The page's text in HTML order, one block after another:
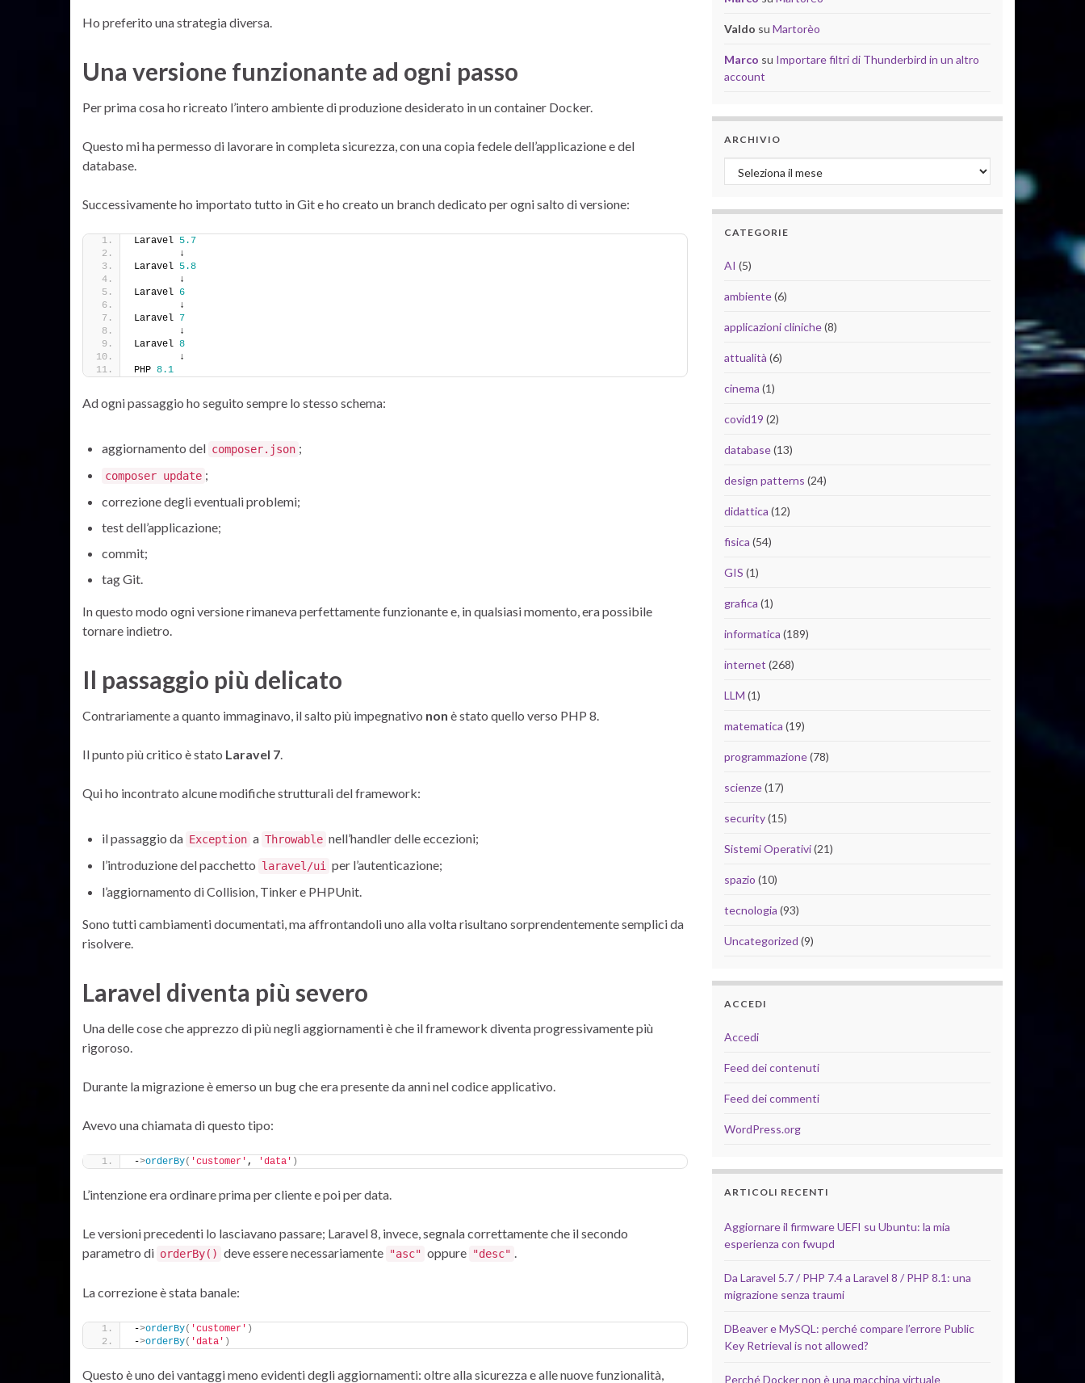
Ho preferito una strategia diversa.
Una versione funzionante ad ogni passo
Per prima cosa ho ricreato l’intero ambiente di produzione desiderato in un container Docker.
Questo mi ha permesso di lavorare in completa sicurezza, con una copia fedele dell’applicazione e del
database.
Successivamente ho importato tutto in Git e ho creato un branch dedicato per ogni salto di versione:
Laravel 5.7
        ↓
Laravel 5.8
        ↓
Laravel 6
        ↓
Laravel 7
        ↓
Laravel 8
        ↓
PHP 8.1
Ad ogni passaggio ho seguito sempre lo stesso schema:
aggiornamento del composer.json ;
composer update ;
correzione degli eventuali problemi;
test dell’applicazione;
commit;
tag Git.
In questo modo ogni versione rimaneva perfettamente funzionante e, in qualsiasi momento, era possibile
tornare indietro.
Il passaggio più delicato
Contrariamente a quanto immaginavo, il salto più impegnativo non è stato quello verso PHP 8.
Il punto più critico è stato Laravel 7.
Qui ho incontrato alcune modifiche strutturali del framework:
il passaggio da Exception a Throwable nell’handler delle eccezioni;
l’introduzione del pacchetto laravel/ui
per l’autenticazione;
l’aggiornamento di Collision, Tinker e PHPUnit.
Sono tutti cambiamenti documentati, ma affrontandoli uno alla volta risultano sorprendentemente semplici da
risolvere.
Laravel diventa più severo
Una delle cose che apprezzo di più negli aggiornamenti è che il framework diventa progressivamente più
rigoroso.
Durante la migrazione è emerso un bug che era presente da anni nel codice applicativo.
Avevo una chiamata di questo tipo:
->orderBy( 'customer' , 'data' )
L’intenzione era ordinare prima per cliente e poi per data.
Le versioni precedenti lo lasciavano passare; Laravel 8, invece, segnala correttamente che il secondo
parametro di orderBy() deve essere necessariamente "asc" oppure "desc" .
La correzione è stata banale:
->orderBy( 'customer' )
->orderBy( 'data' )
Questo è uno dei vantaggi meno evidenti degli aggiornamenti: oltre alla sicurezza e alle nuove funzionalità,
Valdo su Martorèo
Marco su Importare filtri di Thunderbird in un altro
account
ARCHIVIO
Archivio
CATEGORIE
AI (5)
ambiente(6)
applicazioni cliniche(8)
attualità (6)
cinema (1)
covid19 (2)
database(13)
design patterns (24)
didattica (12)
fisica (54)
GIS (1)
grafica (1)
informatica (189)
internet (268)
LLM (1)
matematica (19)
programmazione(78)
scienze(17)
security(15)
Sistemi Operativi(21)
spazio (10)
tecnologia (93)
Uncategorized (9)
ACCEDI
Accedi
Feed dei contenuti
Feed dei commenti
WordPress.org
ARTICOLI RECENTI
Aggiornare il firmware UEFI su Ubuntu: la mia
esperienza con fwupd
Da Laravel 5.7 / PHP 7.4 a Laravel 8 / PHP 8.1: una
migrazione senza traumi
DBeaver e MySQL: perché compare l’errore Public
Key Retrieval is not allowed?
Perché Docker non è una macchina virtuale